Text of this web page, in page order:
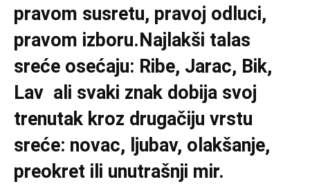
pravom susretu, pravoj odluci,
pravom izboru.Najlakši talas
sreće osećaju: Ribe, Jarac, Bik,
Lav ali svaki znak dobija svoj
trenutak kroz drugačiju vrstu
sreće: novac, ljubav, olakšanje,
preokret ili unutrašnji mir.